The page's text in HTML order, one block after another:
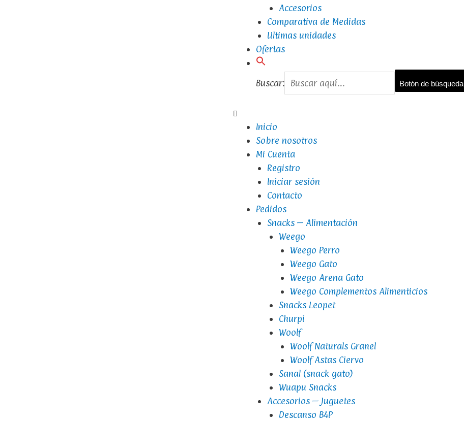
Accesorios
Comparativa de Medidas
Ultimas unidades
Ofertas
Buscar: Botón de búsqueda
Inicio
Sobre nosotros
Mi Cuenta
Registro
Iniciar sesión
Contacto
Pedidos
Snacks – Alimentación
Weego
Weego Perro
Weego Gato
Weego Arena Gato
Weego Complementos Alimenticios
Snacks Leopet
Churpi
Woolf
Woolf Naturals Granel
Woolf Astas Ciervo
Sanal (snack gato)
Wuapu Snacks
Accesorios – Juguetes
Descanso B4P